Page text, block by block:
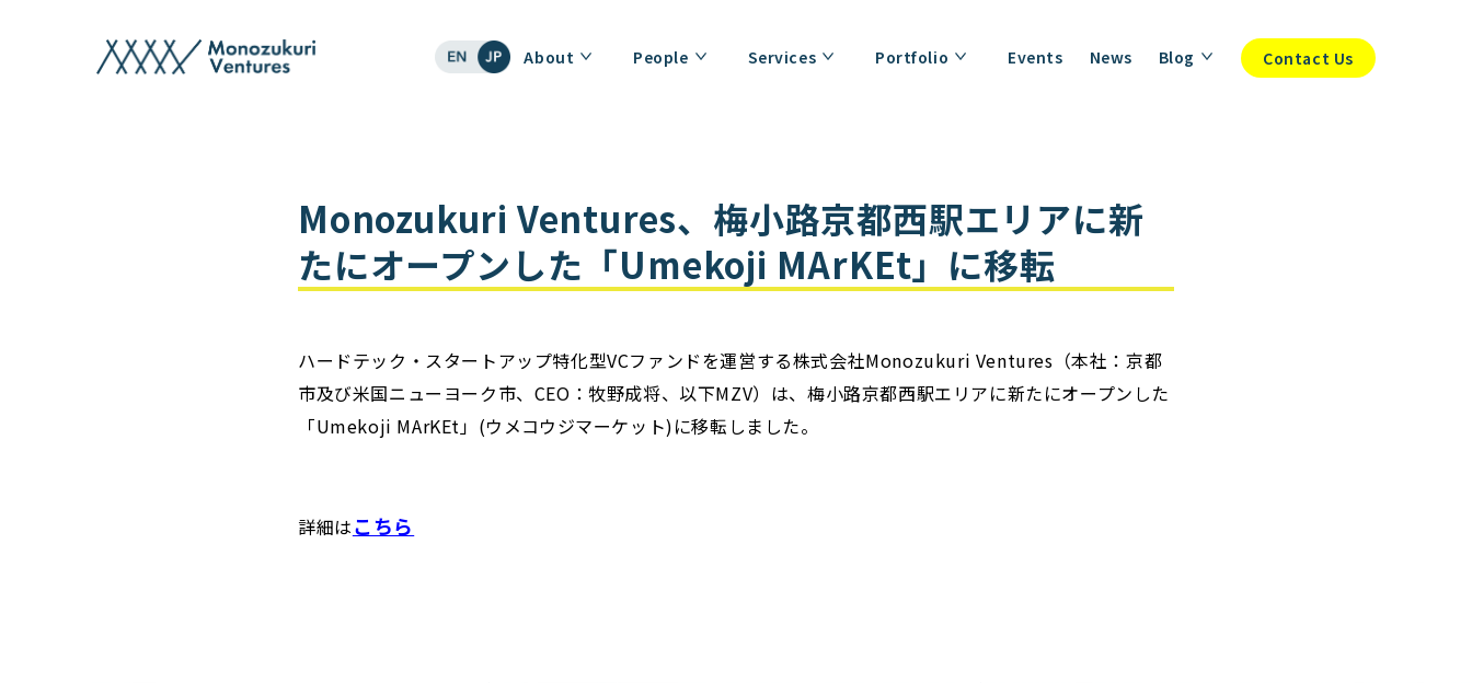
About People Services Portfolio Events News Blog Contact Us
Monozukuri Ventures、梅小路京都⻄駅エリアに新
たにオープンした「Umekoji MArKEt」に移転
ハードテック・スタートアップ特化型VCファンドを運営する株式会社Monozukuri Ventures（本社：京都
市及び米国ニューヨーク市、CEO：牧野成将、以下MZV）は、梅小路京都⻄駅エリアに新たにオープンした
「Umekoji MArKEt」(ウメコウジマーケット)に移転しました。
詳細はこちら